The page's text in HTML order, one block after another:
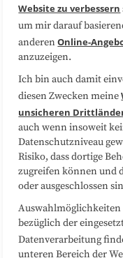
Sitemap
Folgen Sie uns
Website zu verbessern
um mir darauf
anderenOnline-
anzuzeigen.
Ich bin auch damit
diesen Zwecken meine
unsicheren
auch wenn insoweit
Datenschutzniveau
Risiko, dass dortige
zugreifen können und
oder ausgeschlossen
bezüglich der
Datenverarbeitung
unteren Bereich der